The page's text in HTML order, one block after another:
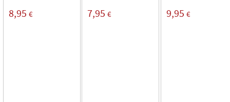
8,95 € 7,95 € 9,95 €